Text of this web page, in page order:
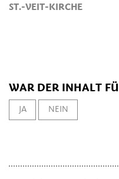
ST.-VEIT-KIRCHE
WAR DER INHALT
JA NEIN